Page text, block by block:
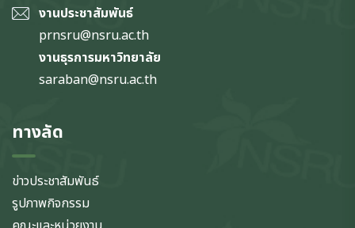
งานประชาสัมพันธ์
prnsru@nsru.ac.th
งานธุรการมหาวิทยาลัย
saraban@nsru.ac.th
ทางลัด
ข่าวประชาสัมพันธ์
รูปภาพกิจกรรม